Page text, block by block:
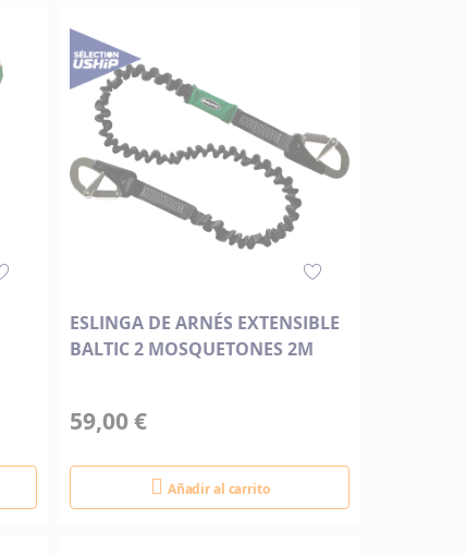
ESLINGA DE ARNÉS EXTENSIBLE
BALTIC 2 MOSQUETONES 2M
59,00 €
Añadir al carrito